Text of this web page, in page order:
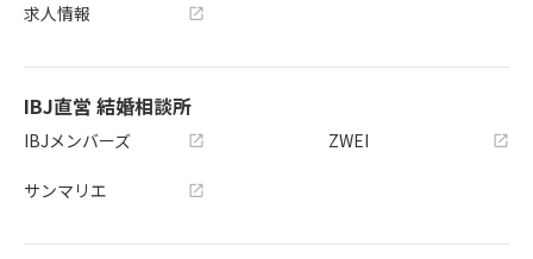
求人情報
IBJ直営 結婚相談所
IBJメンバーズ
サンマリエ
ZWEI